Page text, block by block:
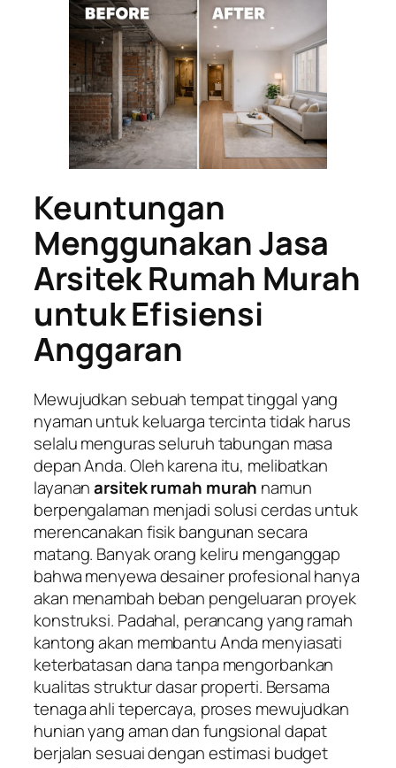
Keuntungan
Menggunakan Jasa
Arsitek Rumah Murah
untuk Efisiensi
Anggaran
Mewujudkan sebuah tempat tinggal yang
nyaman untuk keluarga tercinta tidak harus
selalu menguras seluruh tabungan masa
depan Anda. Oleh karena itu, melibatkan
layananarsitek rumah murah namun
berpengalaman menjadi solusi cerdas untuk
merencanakan fisik bangunan secara
matang. Banyak orang keliru menganggap
bahwa menyewa desainer profesional hanya
akan menambah beban pengeluaran proyek
konstruksi. Padahal, perancang yang ramah
kantong akan membantu Anda menyiasati
keterbatasan dana tanpa mengorbankan
kualitas struktur dasar properti. Bersama
tenaga ahli tepercaya, proses mewujudkan
hunian yang aman dan fungsional dapat
berjalan sesuai dengan estimasi budget